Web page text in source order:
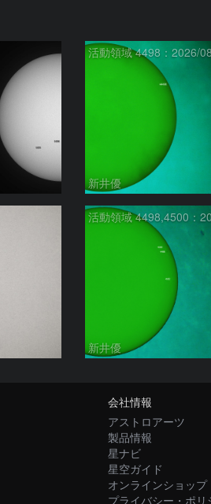
活動領域 4498：2026/
新井優
新井優
会社情報
アストロアーツ
製品情報
星ナビ
星空ガイド
オンラインショップ
プライバシー・ポリ